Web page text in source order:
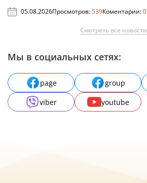
05.08.2026Просмотров:539Коментарии:0
Смотреть все новости
Мы в социальных сетях:
page group
viber
youtube